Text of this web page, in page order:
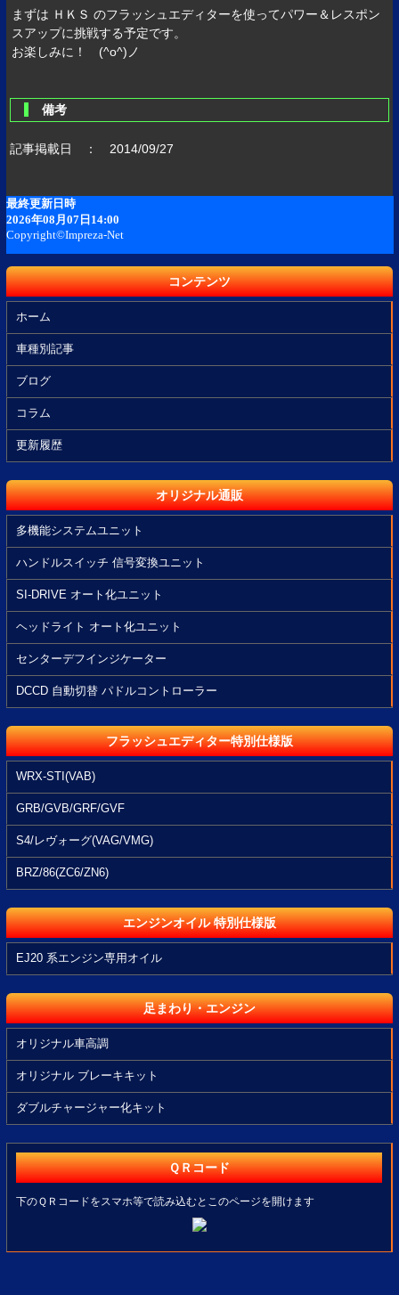
まずは ＨＫＳ のフラッシュエディターを使ってパワー＆レスポン
スアップに挑戦する予定です。
お楽しみに！ (^o^)ノ
備考
記事掲載日 ： 2014/09/27
コンテンツ
ホーム
車種別記事
ブログ
コラム
更新履歴
オリジナル通販
多機能システムユニット
ハンドルスイッチ 信号変換ユニット
SI-DRIVE オート化ユニット
ヘッドライト オート化ユニット
センターデフインジケーター
DCCD 自動切替 パドルコントローラー
フラッシュエディター特別仕様版
WRX-STI(VAB)
GRB/GVB/GRF/GVF
S4/レヴォーグ(VAG/VMG)
BRZ/86(ZC6/ZN6)
エンジンオイル 特別仕様版
EJ20 系エンジン専用オイル
足まわり・エンジン
オリジナル車高調
オリジナル ブレーキキット
ダブルチャージャー化キット
ＱＲコード
下のＱＲコードをスマホ等で読み込むとこのページを開けます